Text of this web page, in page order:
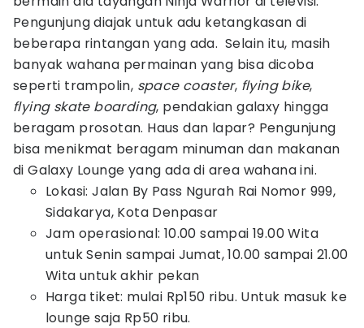
Pengunjung diajak untuk adu ketangkasan di
beberapa rintangan yang ada. Selain itu, masih
banyak wahana permainan yang bisa dicoba
seperti trampolin, space coaster, flying bike,
flying skate boarding, pendakian galaxy hingga
beragam prosotan. Haus dan lapar? Pengunjung
bisa menikmat beragam minuman dan makanan
di Galaxy Lounge yang ada di area wahana ini.
Lokasi: Jalan By Pass Ngurah Rai Nomor 999,
Sidakarya, Kota Denpasar
Jam operasional: 10.00 sampai 19.00 Wita
untuk Senin sampai Jumat, 10.00 sampai 21.00
Wita untuk akhir pekan
Harga tiket: mulai Rp150 ribu. Untuk masuk ke
lounge saja Rp50 ribu.